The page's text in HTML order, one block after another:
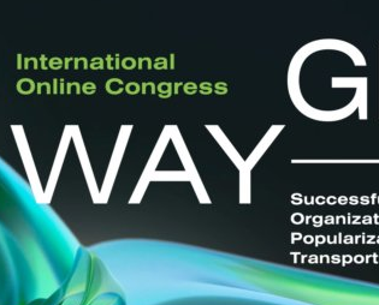
Авг
В
преступлений
Авг 6, 2026